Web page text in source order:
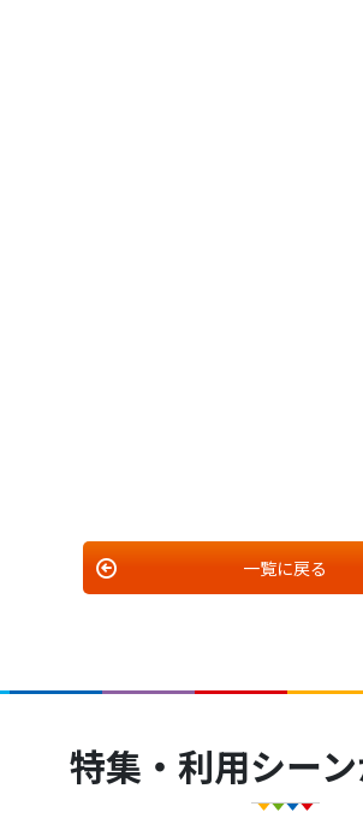
一覧に戻る
特集・利用シー